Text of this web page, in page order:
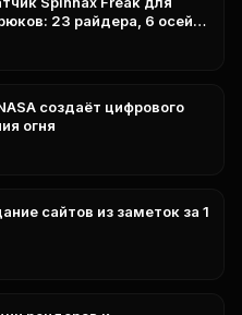
23 райдера, 6 осей
создаёт цифрового
огня
сайтов из заметок за 1